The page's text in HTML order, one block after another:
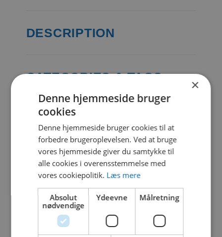
DESCRIPTION
CATEGORIES & TAGS
PDF
SIMILAR DOWNLOADS
No related download found!
Kjell Parmborn Updated 26. oktober 2021
×
Denne hjemmeside bruger
cookies
Denne hjemmeside bruger cookies til at
forbedre brugeroplevelsen. Ved at bruge
vores hjemmeside giver du samtykke til
alle cookies i overensstemmelse med
vores cookiepolitik. Læs mere
Absolut
nødvendige
Ydeevne Målretning